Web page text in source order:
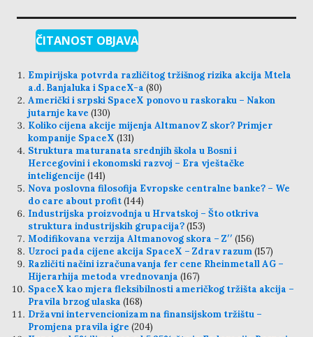
ČITANOST OBJAVA
Empirijska potvrda različitog tržišnog rizika akcija Mtela
a.d. Banjaluka i SpaceX-a (80)
Američki i srpski SpaceX ponovo u raskoraku – Nakon
jutarnje kave (130)
Koliko cijena akcije mijenja Altmanov Z skor? Primjer
kompanije SpaceX (131)
Struktura maturanata srednjih škola u Bosni i
Hercegovini i ekonomski razvoj – Era vještačke
inteligencije (141)
Nova poslovna filosofija Evropske centralne banke? – We
do care about profit(144)
Industrijska proizvodnja u Hrvatskoj – Što otkriva
struktura industrijskih grupacija?(153)
Modifikovana verzija Altmanovog skora – Z′′ (156)
Uzroci pada cijene akcija SpaceX – Zdrav razum(157)
Različiti načini izračunavanja fer cene Rheinmetall AG –
Hijerarhija metoda vrednovanja (167)
SpaceX kao mjera fleksibilnosti američkog tržišta akcija –
Pravila brzog ulaska (168)
Državni intervencionizam na finansijskom tržištu –
Promjena pravila igre (204)